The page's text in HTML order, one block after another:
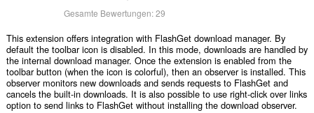
Gesamte Bewertungen:29
This extension offers integration with FlashGet download manager. By
default the toolbar icon is disabled. In this mode, downloads are handled by
the internal download manager. Once the extension is enabled from the
toolbar button (when the icon is colorful), then an observer is installed. This
observer monitors new downloads and sends requests to FlashGet and
cancels the built-in downloads. It is also possible to use right-click over links
option to send links to FlashGet without installing the download observer.